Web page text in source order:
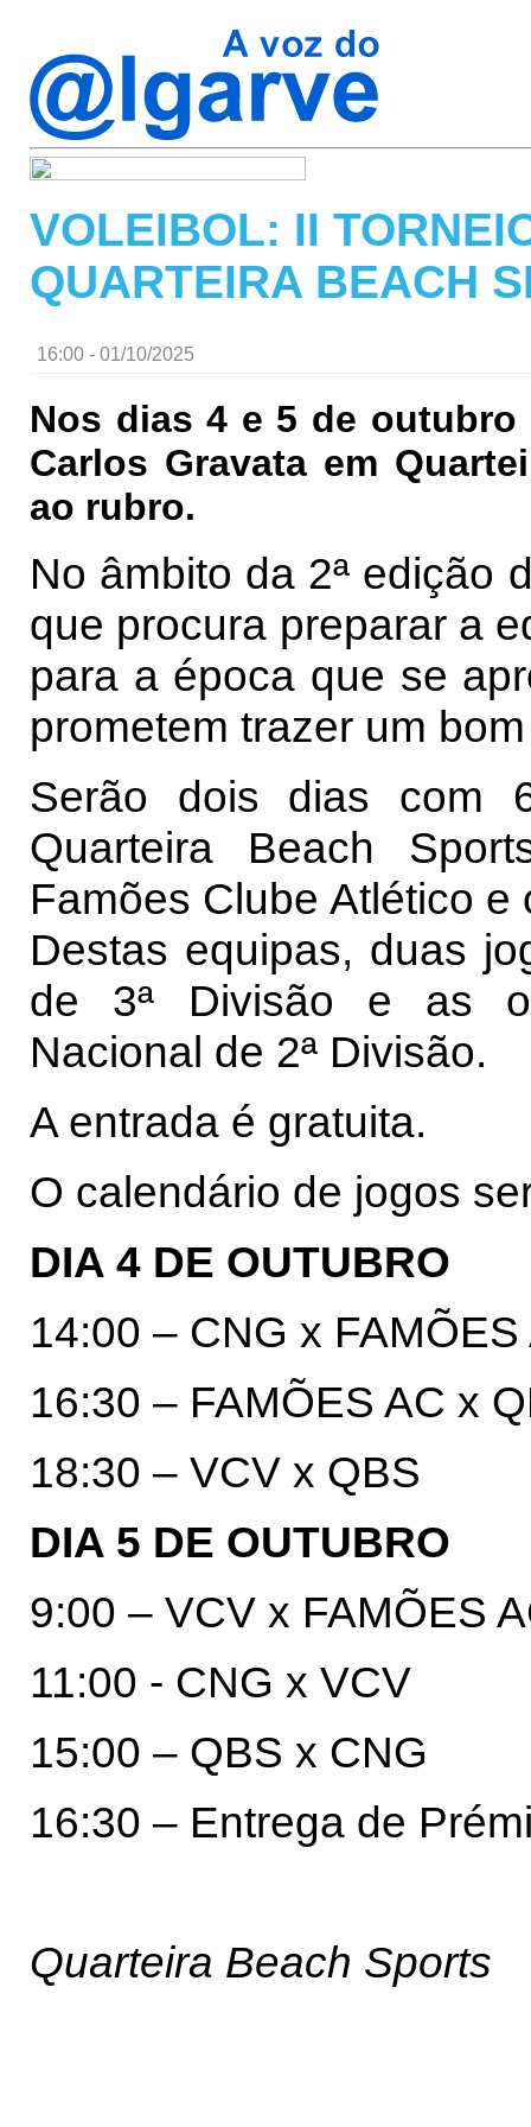
VOLEIBOL: II
QUARTEIRA BEACH
16:00 - 01/10/2025
Nos dias 4 e 5 de
Carlos Gravata em
ao rubro.
No âmbito da 2ª edição
que procura preparar a
para a época que se
prometem trazer um
Serão dois dias com
Quarteira Beach
Famões Clube Atlético
Destas equipas, duas
de 3ª Divisão e as
Nacional de 2ª Divisão.
A entrada é gratuita.
O calendário de jogos
DIA 4 DE OUTUBRO
14:00 – CNG x FAMÕES
16:30 – FAMÕES AC x
18:30 – VCV x QBS
DIA 5 DE OUTUBRO
9:00 – VCV x FAMÕES
11:00 - CNG x VCV
15:00 – QBS x CNG
16:30 – Entrega de
Quarteira Beach Sports